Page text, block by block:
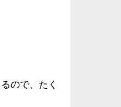
ので、たく